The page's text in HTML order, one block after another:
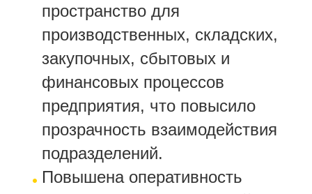
пространство для
производственных, складских,
закупочных, сбытовых и
финансовых процессов
предприятия, что повысило
прозрачность взаимодействия
подразделений.
Повышена оперативность